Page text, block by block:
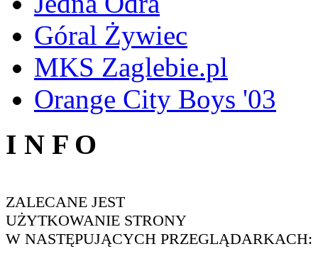
Góral Żywiec
MKS Zaglebie.pl
Orange City Boys '03
I N F O
ZALECANE JEST
UŻYTKOWANIE STRONY
W NASTĘPUJĄCYCH PRZEGLĄDARKACH: